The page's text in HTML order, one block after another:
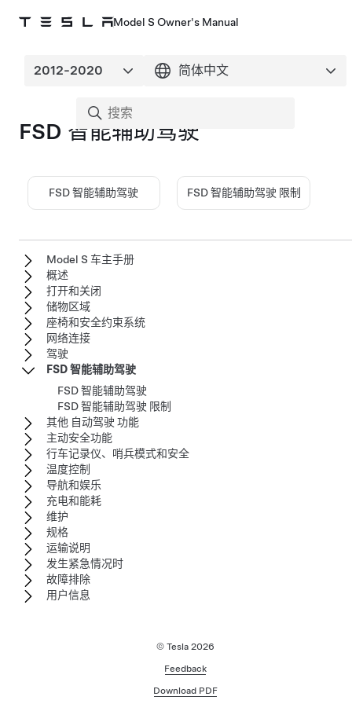
Model S Owner's Manual
FSD 智能辅助驾驶
FSD 智能辅助驾驶 FSD 智能辅助驾驶 限制
Model S 车主手册
概述
打开和关闭
储物区域
座椅和安全约束系统
网络连接
驾驶
FSD 智能辅助驾驶
FSD 智能辅助驾驶
FSD 智能辅助驾驶 限制
其他 自动驾驶 功能
主动安全功能
行车记录仪、哨兵模式和安全
温度控制
导航和娱乐
充电和能耗
维护
规格
运输说明
发生紧急情况时
故障排除
用户信息
© Tesla 2026
Feedback
Download PDF